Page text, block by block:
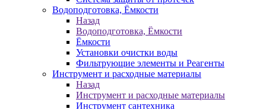
Водоподготовка, Ёмкости
Назад
Водоподготовка, Ёмкости
Ёмкости
Установки очистки воды
Фильтрующие элементы и Реагенты
Инструмент и расходные материалы
Назад
Инструмент и расходные материалы
Инструмент сантехника